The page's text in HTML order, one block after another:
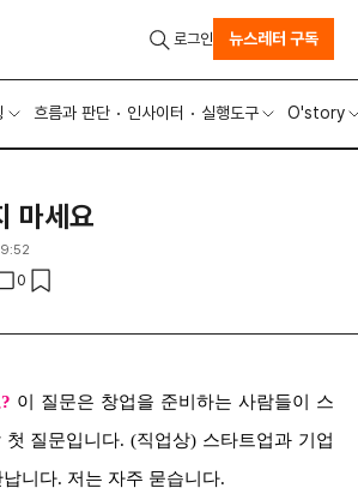
흐름과 판단 인사이터 실행도구 O'story
로그인 뉴스레터 구독
마세요
0
이 질문은 창업을 준비하는 사람들이 스
질문입니다. (직업상) 스타트업과 기업
니다. 저는 자주 묻습니다.